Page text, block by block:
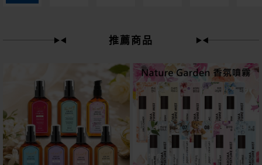
狂殺61折
推薦商品